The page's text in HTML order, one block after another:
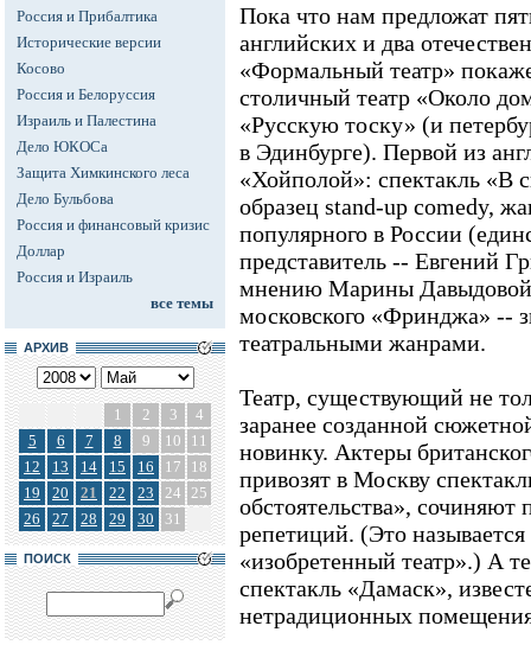
Россия и Прибалтика
Исторические версии
Косово
Россия и Белоруссия
Израиль и Палестина
Дело ЮКОСа
Защита Химкинского леса
Дело Бульбова
Россия и финансовый кризис
Доллар
Россия и Израиль
все темы
АРХИВ
1 2 3
4
5
6 7 8 9 10
11
12
13 14 15 16 17
18
19
20 21 22 23 24 25
26
27 28 29 30 31
ПОИСК
Пока что нам предложат
английских и два
«Формальный театр»
столичный театр «Около
«Русскую тоску» (и
в Эдинбурге). Первой из
«Хойполой»: спектакль «В
образец stand-up comedy,
популярного в России
представитель -- Евгений
мнению Марины
московского «Фринджа» --
театральными жанрами.
Театр, существующий не
заранее созданной
новинку. Актеры
привозят в Москву
обстоятельства», сочиняют
репетиций. (Это
«изобретенный театр».) А
спектакль «Дамаск»,
нетрадиционных